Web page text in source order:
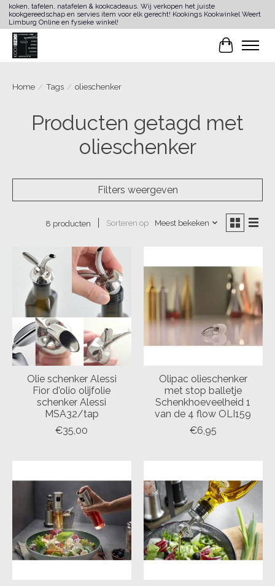
koken, tafelen, natafelen & kookcadeaus. Wij verkopen het juiste
kookgereedschap en servies item voor elk gerecht! Kookings Kookwinkel Weert
Limburg Online en fysieke winkel!
Home / Tags / olieschenker
Producten getagd met
olieschenker
Filters weergeven
8 producten Sorteren op Meest bekeken
Olie schenker Alessi
Fior d'olio olijfolie
schenker Alessi
MSA32/tap
€35,00
Olipac olieschenker
met stop balletje
Schenkhoeveelheid 1
van de 4 flow OLI159
€6,95